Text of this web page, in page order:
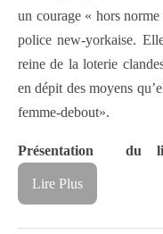
un courage « hors
police new-yorkaise.
reine de la loterie
en dépit des moyens
femme-debout».
Présentation du
Lire Plus